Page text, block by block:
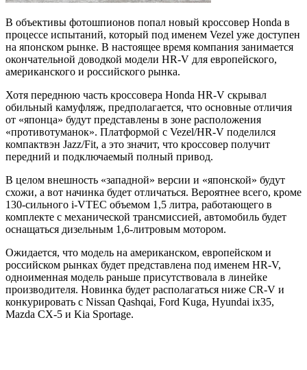
В объективы фотошпионов попал новый кроссовер Honda в
процессе испытаний, который под именем Vezel уже доступен
на японском рынке. В настоящее время компания занимается
окончательной доводкой модели HR-V для европейского,
американского и российского рынка.
Хотя переднюю часть кроссовера Honda HR-V скрывал
обильный камуфляж, предполагается, что основные отличия
от «японца» будут представлены в зоне расположения
«противотуманок». Платформой с Vezel/HR-V поделился
компактвэн Jazz/Fit, а это значит, что кроссовер получит
передний и подключаемый полный привод.
В целом внешность «западной» версии и «японской» будут
схожи, а вот начинка будет отличаться. Вероятнее всего, кроме
130-сильного i-VTEC объемом 1,5 литра, работающего в
комплекте с механической трансмиссией, автомобиль будет
оснащаться дизельным 1,6-литровым мотором.
Ожидается, что модель на американском, европейском и
российском рынках будет представлена под именем HR-V,
одноименная модель раньше присутствовала в линейке
производителя. Новинка будет располагаться ниже CR-V и
конкурировать с Nissan Qashqai, Ford Kuga, Hyundai ix35,
Mazda CX-5 и Kia Sportage.